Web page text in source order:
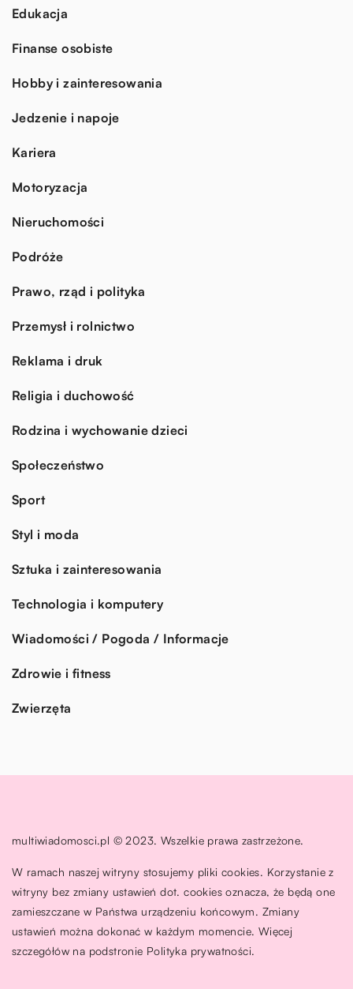
Edukacja
Finanse osobiste
Hobby i zainteresowania
Jedzenie i napoje
Kariera
Motoryzacja
Nieruchomości
Podróże
Prawo, rząd i polityka
Przemysł i rolnictwo
Reklama i druk
Religia i duchowość
Rodzina i wychowanie dzieci
Społeczeństwo
Sport
Styl i moda
Sztuka i zainteresowania
Technologia i komputery
Wiadomości / Pogoda / Informacje
Zdrowie i fitness
Zwierzęta
multiwiadomosci.pl © 2023. Wszelkie prawa zastrzeżone.
W ramach naszej witryny stosujemy pliki cookies. Korzystanie z
witryny bez zmiany ustawień dot. cookies oznacza, że będą one
zamieszczane w Państwa urządzeniu końcowym. Zmiany
ustawień można dokonać w każdym momencie. Więcej
szczegółów na podstronie Polityka prywatności.